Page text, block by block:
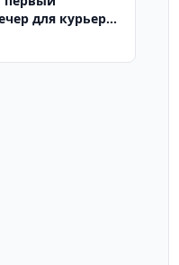
для курьеров
новых форм